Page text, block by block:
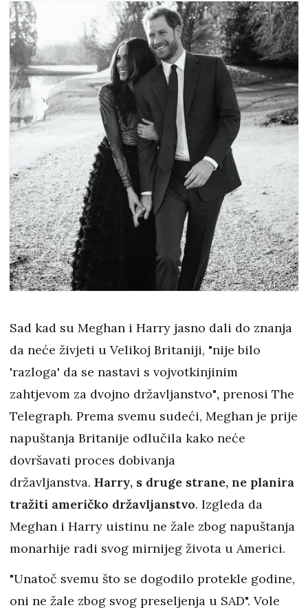
Sad kad su Meghan i Harry jasno dali do znanja
da neće živjeti u Velikoj Britaniji, "nije bilo
'razloga' da se nastavi s vojvotkinjinim
zahtjevom za dvojno državljanstvo", prenosi The
Telegraph. Prema svemu sudeći, Meghan je prije
napuštanja Britanije odlučila kako neće
dovršavati proces dobivanja
državljanstva. Harry, s druge strane, ne planira
tražiti američko državljanstvo. Izgleda da
Meghan i Harry uistinu ne žale zbog napuštanja
monarhije radi svog mirnijeg života u Americi.
"Unatoč svemu što se dogodilo protekle godine,
oni ne žale zbog svog preseljenja u SAD". Vole